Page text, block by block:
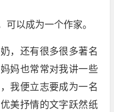
以成为一个作家。
，还有很多很多著名
妈也常常对我讲一些
我便立志要成为一名
美抒情的文字跃然纸